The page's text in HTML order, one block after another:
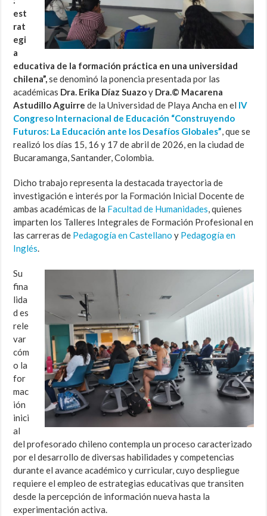
est
rat
egi
a
educativa de la formación práctica en una universidad
chilena”,se denominó la ponencia presentada por las
académicas Dra. Erika Díaz Suazoy Dra.© Macarena
Astudillo Aguirre de la Universidad de Playa Ancha en el IV
Congreso Internacional de Educación “Construyendo
Futuros: La Educación ante los Desafíos Globales”, que se
realizó los días 15, 16 y 17 de abril de 2026, en la ciudad de
Bucaramanga, Santander, Colombia.
Dicho trabajo representa la destacada trayectoria de
investigación e interés por la Formación Inicial Docente de
ambas académicas de la Facultad de Humanidades, quienes
imparten los Talleres Integrales de Formación Profesional en
las carreras de Pedagogía en Castellano y Pedagogía en
Inglés.
Su
fina
lida
d es
rele
var
cóm
o la
for
mac
ión
inici
al
del profesorado chileno contempla un proceso caracterizado
por el desarrollo de diversas habilidades y competencias
durante el avance académico y curricular, cuyo despliegue
requiere el empleo de estrategias educativas que transiten
desde la percepción de información nueva hasta la
experimentación activa.